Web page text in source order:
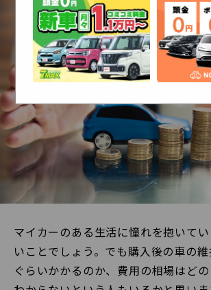
マイカーのある生活に憧れを抱いて
いことでしょう。でも購入後の車の
ぐらいかかるのか、費用の相場はど